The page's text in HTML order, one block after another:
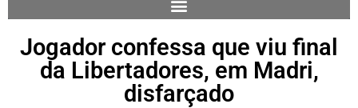
Jogador confessa que viu final
da Libertadores, em Madri,
disfarçado